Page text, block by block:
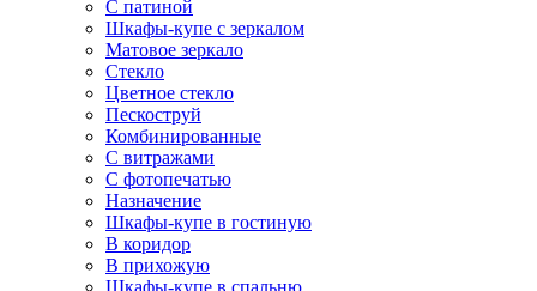
С патиной
Шкафы-купе с зеркалом
Матовое зеркало
Стекло
Цветное стекло
Пескоструй
Комбинированные
С витражами
С фотопечатью
Назначение
Шкафы-купе в гостиную
В коридор
В прихожую
Шкафы-купе в спальню